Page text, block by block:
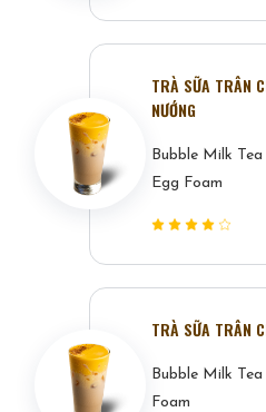
TRÀ SỮA TRÂN
NƯỚNG
Bubble Milk
Egg Foam
TRÀ SỮA TRÂN
Bubble Milk
Foam